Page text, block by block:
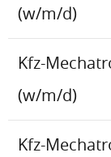
(w/m/d)
Kfz-
(w/m/d)
Kfz-